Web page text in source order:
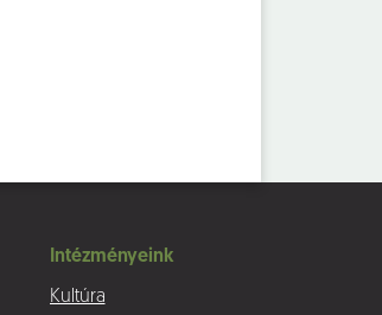
Intézményeink
Kultúra